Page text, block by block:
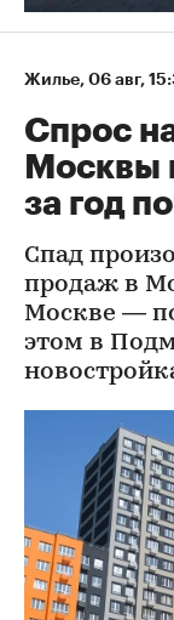
Жилье 06 авг,
Спрос
Москвы
за год
Спад
продаж в
Москве —
этом в